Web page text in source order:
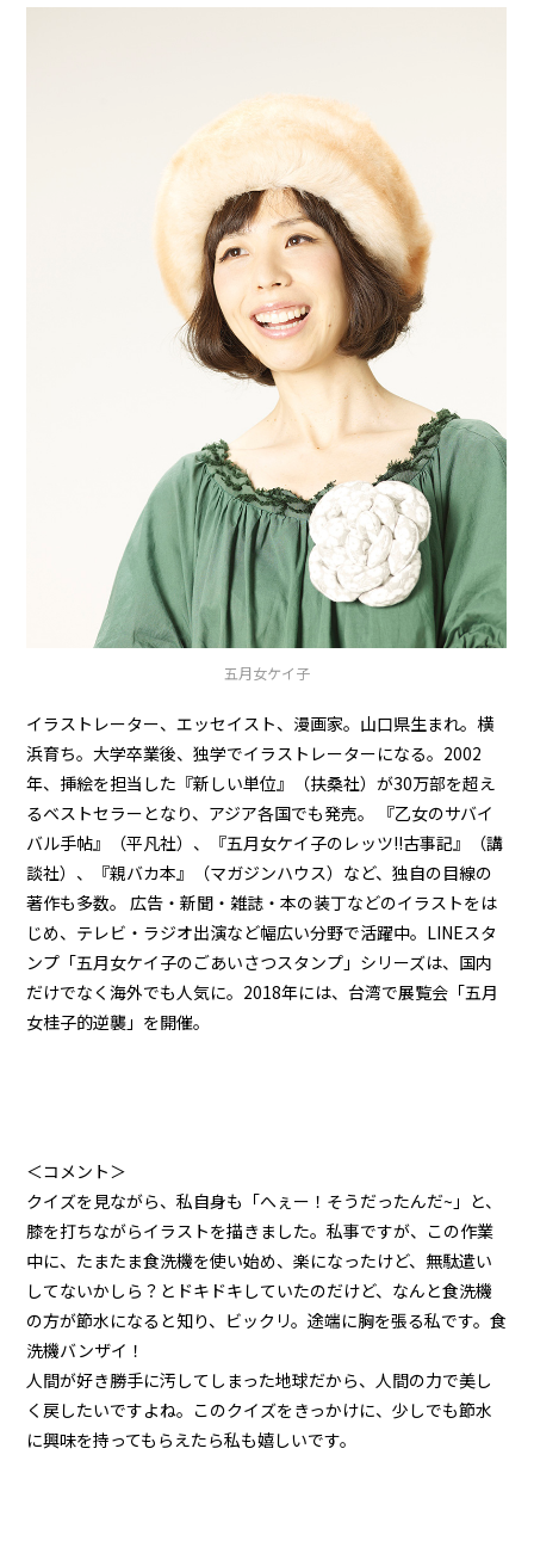
五月女ケイ子
イラストレーター、エッセイスト、漫画家。山口県生まれ。横
浜育ち。大学卒業後、独学でイラストレーターになる。2002
年、挿絵を担当した『新しい単位』（扶桑社）が30万部を超え
るベストセラーとなり、アジア各国でも発売。 『乙女のサバイ
バル手帖』（平凡社）、『五月女ケイ子のレッツ!!古事記』（講
談社）、『親バカ本』（マガジンハウス）など、独自の目線の
著作も多数。 広告・新聞・雑誌・本の装丁などのイラストをは
じめ、テレビ・ラジオ出演など幅広い分野で活躍中。LINEスタ
ンプ「五月女ケイ子のごあいさつスタンプ」シリーズは、国内
だけでなく海外でも人気に。2018年には、台湾で展覧会「五月
女桂子的逆襲」を開催。
＜コメント＞
クイズを見ながら、私自身も「へぇー！そうだったんだ~」と、
膝を打ちながらイラストを描きました。私事ですが、この作業
中に、たまたま食洗機を使い始め、楽になったけど、無駄遣い
してないかしら？とドキドキしていたのだけど、なんと食洗機
の方が節水になると知り、ビックリ。途端に胸を張る私です。食
洗機バンザイ！
人間が好き勝手に汚してしまった地球だから、人間の力で美し
く戻したいですよね。このクイズをきっかけに、少しでも節水
に興味を持ってもらえたら私も嬉しいです。